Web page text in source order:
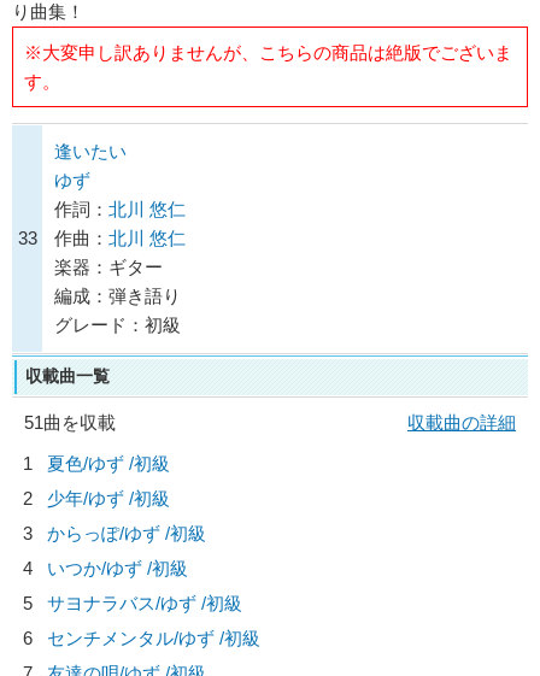
り曲集！
※大変申し訳ありませんが、こちらの商品は絶版でございま
す。
33
逢いたい
ゆず
作詞： 北川 悠仁
作曲： 北川 悠仁
楽器：ギター
編成：弾き語り
グレード：初級
収載曲一覧
51曲を収載
収載曲の詳細
1
夏色/ゆず /初級
2
少年/ゆず /初級
3
からっぽ/ゆず /初級
4
いつか/ゆず /初級
5
サヨナラバス/ゆず /初級
6
センチメンタル/ゆず /初級